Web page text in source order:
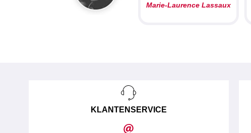
Marie-Laurence Lassaux
KLANTENSERVICE